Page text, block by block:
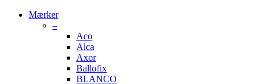
Mærker
–
Aco
Alca
Axor
Ballofix
BLANCO